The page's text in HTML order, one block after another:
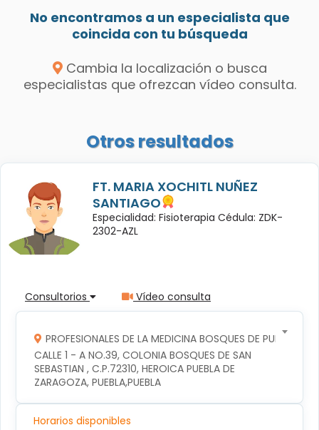
No encontramos a un especialista que
coincida con tu búsqueda
Cambia la localización o busca
especialistas que ofrezcan vídeo consulta.
Otros resultados
FT. MARIA XOCHITL NUÑEZ
SANTIAGO
Especialidad: Fisioterapia Cédula: ZDK-
2302-AZL
Consultorios Vídeo consulta
PROFESIONALES DE LA MEDICINA BOSQUES DE PUEBLA S
CALLE 1 - A NO.39, COLONIA BOSQUES DE SAN
SEBASTIAN , C.P.72310, HEROICA PUEBLA DE
ZARAGOZA, PUEBLA,PUEBLA
Horarios disponibles